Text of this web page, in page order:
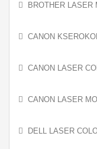
BROTHER LASER
CANON
CANON LASER
CANON LASER
DELL LASER